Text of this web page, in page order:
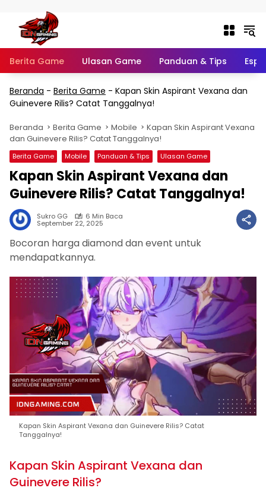
Berita Game Ulasan Game Panduan & Tips
Beranda - Berita Game - Kapan Skin Aspirant Vexana dan
Guinevere Rilis? Catat Tanggalnya!
Beranda Berita Game Mobile
Kapan Skin Aspirant Vexana
dan Guinevere Rilis? Catat Tanggalnya!
Berita Game Mobile Panduan & Tips Ulasan Game
Kapan Skin Aspirant Vexana dan
Guinevere Rilis? Catat Tanggalnya!
Sukro GG 6 Min Baca
September 22, 2025
Bocoran harga diamond dan event untuk
mendapatkannya.
Kapan Skin Aspirant Vexana dan Guinevere Rilis? Catat
Tanggalnya!
Kapan Skin Aspirant Vexana dan
Guinevere Rilis?